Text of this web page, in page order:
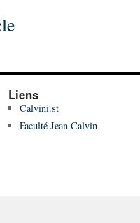
Liens
Calvini.st
Faculté Jean Calvin